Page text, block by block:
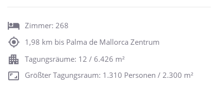
Zimmer: 268
1,98 km bis Palma de Mallorca Zentrum
Tagungsräume: 12 / 6.426 m²
Größter Tagungsraum: 1.310 Personen / 2.300 m²